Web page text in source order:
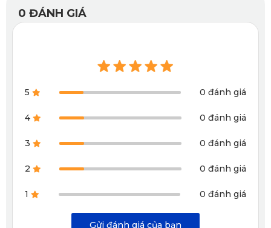
thiết kế riêng biệt cho từng dòng xe, đảm bảo độ vừa khít
tuyệt đối, khả năng bảo vệ ưu việt và thẩm mỹ cao cấp.
Dưới đây là những ưu điểm nổi bật của thảm lót sàn KATA
0 ĐÁNH GIÁ
5 0 đánh giá
4 0 đánh giá
3 0 đánh giá
2 0 đánh giá
1 0 đánh giá
Gửi đánh giá của bạn